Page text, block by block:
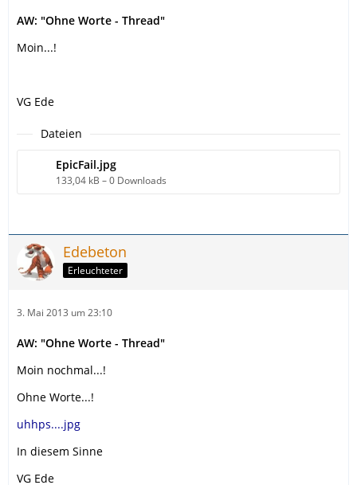
AW: "Ohne Worte - Thread"
Moin...!
VG Ede
Dateien
EpicFail.jpg
133,04 kB – 0 Downloads
Edebeton
Erleuchteter
3. Mai 2013 um 23:10
AW: "Ohne Worte - Thread"
Moin nochmal...!
Ohne Worte...!
uhhps....jpg
In diesem Sinne
VG Ede